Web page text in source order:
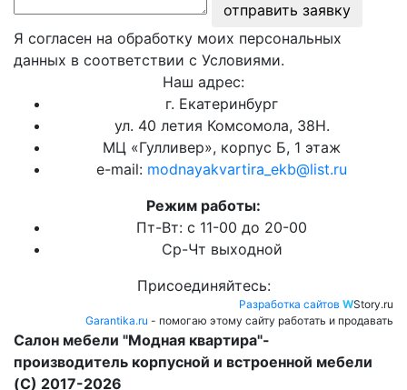
отправить заявку
Я согласен на обработку моих персональных
данных в соответствии с Условиями.
Наш адрес:
г. Екатеринбург
ул. 40 летия Комсомола, 38Н.
МЦ «Гулливер», корпус Б, 1 этаж
e-mail: modnayakvartira_ekb@list.ru
Режим работы:
Пт-Вт: с 11-00 до 20-00
Ср-Чт выходной
Присоединяйтесь:
Разработка сайтов WStory.ru
Garantika.ru - помогаю этому сайту работать и продавать
Салон мебели "Модная квартира"-
производитель корпусной и встроенной мебели
(C) 2017-2026